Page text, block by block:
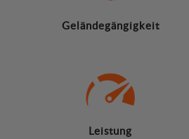
Geländegängigkeit
Leistung